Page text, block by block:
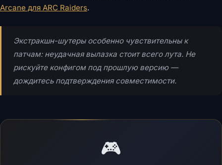
Arcane для ARC Raiders.
Экстракшн-шутеры особенно чувствительны к
патчам: неудачная вылазка стоит всего лута. Не
рискуйте конфигом под прошлую версию —
дождитесь подтверждения совместимости.
🎮